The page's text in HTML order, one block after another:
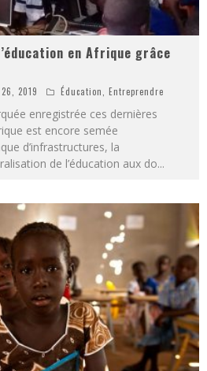
en Afrique grâce
2019 Éducation, Entreprendre
enregistrée ces dernières
est encore semée
d’infrastructures, la
de l’éducation aux do...